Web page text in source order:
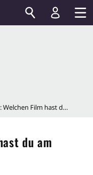
Mp fragte: Welchen Film hast du am häufigsten gesehen?
du am